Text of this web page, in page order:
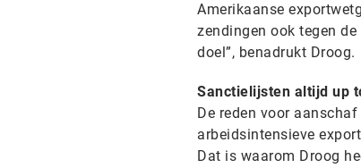
Amerikaanse
zendingen ook tegen
doel”, benadrukt Droog.
Sanctielijsten altijd up
De reden voor
arbeidsintensieve
Dat is waarom Droog